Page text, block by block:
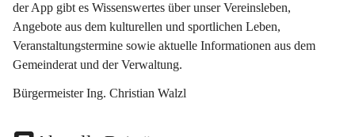
der App gibt es Wissenswertes über unser Vereinsleben,
Angebote aus dem kulturellen und sportlichen Leben,
Veranstaltungstermine sowie aktuelle Informationen aus dem
Gemeinderat und der Verwaltung.
Bürgermeister Ing. Christian Walzl